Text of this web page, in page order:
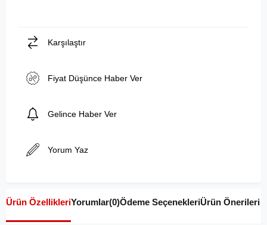
Karşılaştır
Fiyat Düşünce Haber Ver
Gelince Haber Ver
Yorum Yaz
Ürün ÖzellikleriYorumlar(0)Ödeme SeçenekleriÜrün Önerileri